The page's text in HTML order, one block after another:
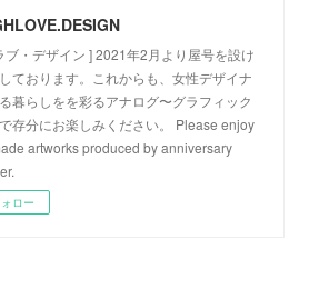
ブ・デザイン ] 2021年2月より屋号を設け
ております。これからも、女性デザイナ
暮らしをを彩るアナログ〜グラフィック
存分にお楽しみください。 Please enjoy
artworks produced by anniversary
ロー